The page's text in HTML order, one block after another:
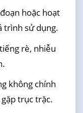
hoặc hoạt
trình sử dụng.
rè, nhiễu
không chính
trục trặc.